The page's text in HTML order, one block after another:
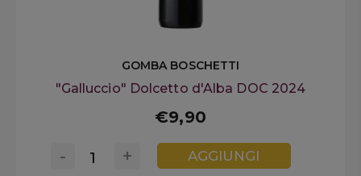
GOMBA BOSCHETTI
"Galluccio" Dolcetto d'Alba DOC 2024
€9,90
+
- AGGIUNGI